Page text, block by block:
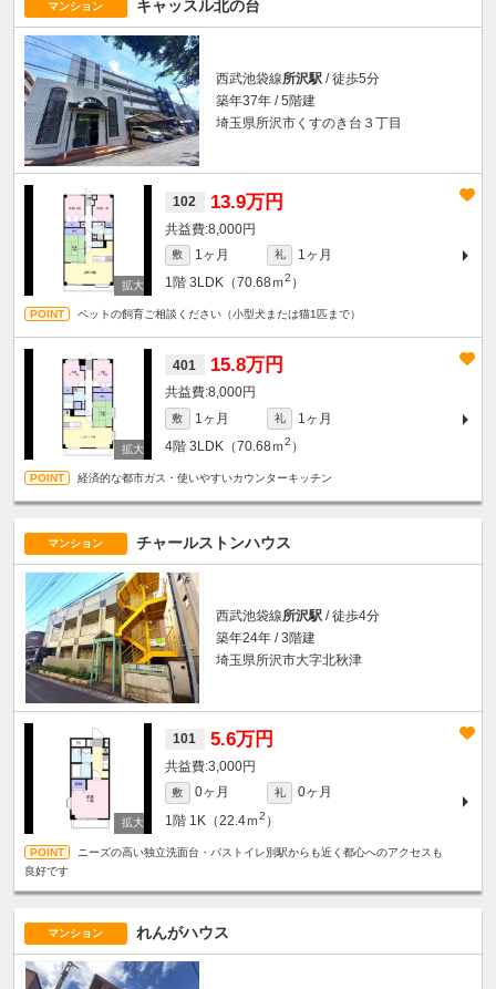
マンション キャッスル北の台
西武池袋線所沢駅 / 徒歩5分
築年37年 / 5階建
埼玉県所沢市くすのき台３丁目
102 13.9万円
8,000円
敷 1ヶ月 礼
1ヶ月
1階 3LDK（70.68ｍ2 ）
ペットの飼育ご相談ください（小型犬または猫1匹まで）
401 15.8万円
8,000円
敷 1ヶ月 礼
1ヶ月
4階 3LDK（70.68ｍ2 ）
経済的な都市ガス・使いやすいカウンターキッチン
マンション チャールストンハウス
西武池袋線所沢駅 / 徒歩4分
築年24年 / 3階建
埼玉県所沢市大字北秋津
101 5.6万円
3,000円
敷 0ヶ月 礼
0ヶ月
1階 1K（22.4ｍ2 ）
ニーズの高い独立洗面台・バストイレ別駅からも近く都心へのアクセスも
良好です
マンション れんがハウス